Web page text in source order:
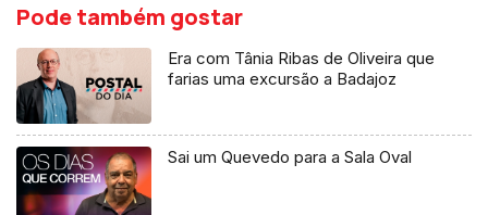
Pode também gostar
Era com Tânia Ribas de Oliveira que
farias uma excursão a Badajoz
Sai um Quevedo para a Sala Oval